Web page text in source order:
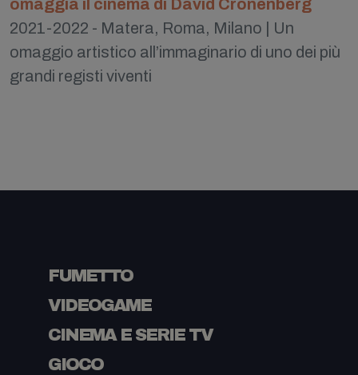
omaggia il cinema di David Cronenberg
2021-2022 - Matera, Roma, Milano | Un
omaggio artistico all’immaginario di uno dei più
grandi registi viventi
FUMETTO
VIDEOGAME
CINEMA E SERIE TV
GIOCO